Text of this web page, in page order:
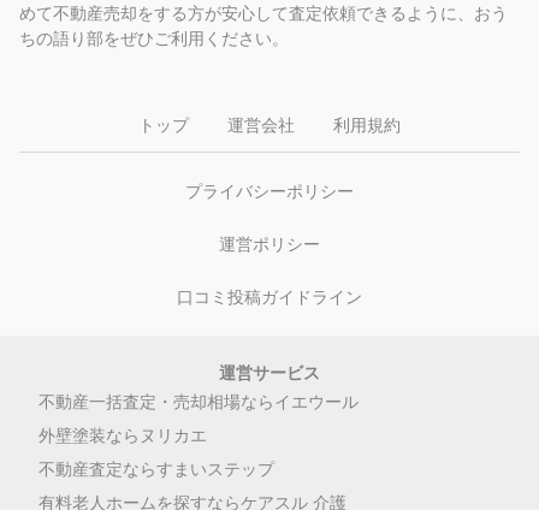
めて不動産売却をする方が安心して査定依頼できるように、おう
ちの語り部をぜひご利用ください。
トップ 運営会社 利用規約
プライバシーポリシー
運営ポリシー
口コミ投稿ガイドライン
運営サービス
不動産一括査定・売却相場ならイエウール
外壁塗装ならヌリカエ
不動産査定ならすまいステップ
有料老人ホームを探すならケアスル 介護